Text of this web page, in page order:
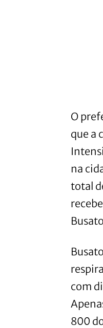
O
que a
na
total
com
800